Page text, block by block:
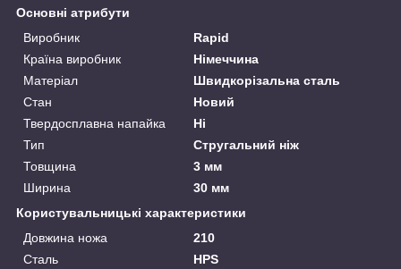
Основні атрибути
Виробник
Rapid
Країна виробник
Німеччина
Матеріал
Швидкорізальна сталь
Стан
Новий
Твердосплавна напайка
Ні
Тип
Стругальний ніж
Товщина
3 мм
Ширина
30 мм
Користувальницькі характеристики
Довжина ножа
210
Сталь
HPS